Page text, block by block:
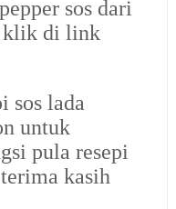
sos dari
klik di link
sos lada
untuk
pula resepi
kasih